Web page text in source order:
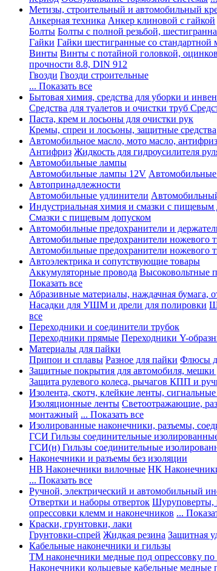
Метизы, строительный и автомобильный
Анкерная техника Анкер клиновой с гайкой
Болты Болты с полной резьбой,
Гайки Гайки шестигранные со стандартной
Винты Винты с потайной головкой,
прочности 8.8, DIN 912
Гвозди Гвозди строительные
... Показать все
Бытовая химия, средства для уборки и
Средства для туалетов и очистки труб
Паста, крем и лосьоны для очистки рук
Кремы, спреи и лосьоны, защитные средства
Автомобильное масло, мото масло,
Антифриз Жидкость для гидроусилителя
Автомобильные лампы
Автомобильные лампы 12V
Автопринадлежности
Автомобильные удлинители
Индустриальная химия и смазки с пищевым
Смазки с пищевым допуском
Автомобильные предохранители и
Автомобильные предохранители ножевого
Автомобильные предохранители ножевого
Автоэлектрика и сопутствующие товары
Аккумуляторные провода Высоковольтные
Показать все
Абразивные материалы, наждачная бумага,
Насадки для УШМ и дрели для полировки
все
Переходники и соединители трубок
Переходники прямые Переходники Y-
Материалы для пайки
Припои и сплавы Разное для пайки Флюсы
Защитные покрытия для автомобиля, мешки
Защита рулевого колеса, рычагов КПП и
Изолента, скотч, клейкие ленты,
Изоляционные ленты Светоотражающие,
монтажный ... Показать все
Изолированные наконечники, разъемы,
ГСИ Гильзы соединительные
ГСИ(н) Гильзы соединительные
Наконечники и разъемы без изоляции
НВ Наконечники вилочные НК
... Показать все
Ручной, электрический и автомобильный
Отвертки и наборы отверток Шуруповерты,
опрессовки клемм и наконечников ...
Краски, грунтовки, лаки
Грунтовки-спрей Жидкая резина Защитная
Кабельные наконечники и гильзы
ТМ наконечники медные под опрессовку
Наконечники кольцевые кабельные медные